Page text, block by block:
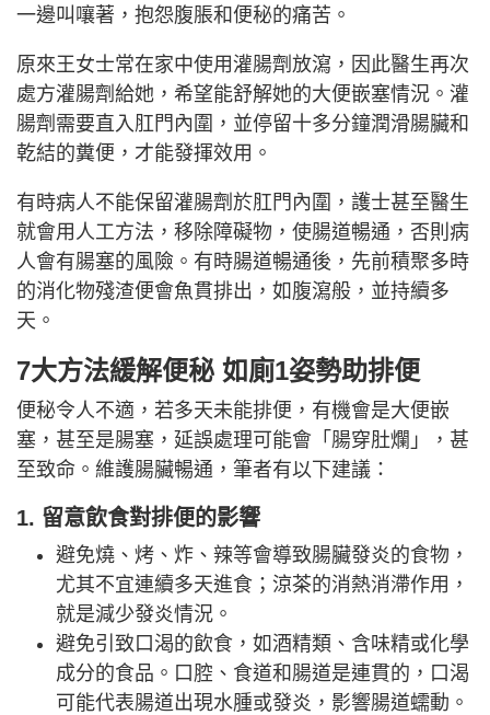
一邊叫嚷著，抱怨腹脹和便秘的痛苦。
原來王女士常在家中使用灌腸劑放瀉，因此醫生再次
處方灌腸劑給她，希望能舒解她的大便嵌塞情況。灌
腸劑需要直入肛門內圍，並停留十多分鐘潤滑腸臟和
乾結的糞便，才能發揮效用。
有時病人不能保留灌腸劑於肛門內圍，護士甚至醫生
就會用人工方法，移除障礙物，使腸道暢通，否則病
人會有腸塞的風險。有時腸道暢通後，先前積聚多時
的消化物殘渣便會魚貫排出，如腹瀉般，並持續多
天。
7大方法緩解便秘 如廁1姿勢助排便
便秘令人不適，若多天未能排便，有機會是大便嵌
塞，甚至是腸塞，延誤處理可能會「腸穿肚爛」，甚
至致命。維護腸臟暢通，筆者有以下建議：
1. 留意飲食對排便的影響
避免燒、烤、炸、辣等會導致腸臟發炎的食物，
尤其不宜連續多天進食；涼茶的消熱消滯作用，
就是減少發炎情況。
避免引致口渴的飲食，如酒精類、含味精或化學
成分的食品。口腔、食道和腸道是連貫的，口渴
可能代表腸道出現水腫或發炎，影響腸道蠕動。